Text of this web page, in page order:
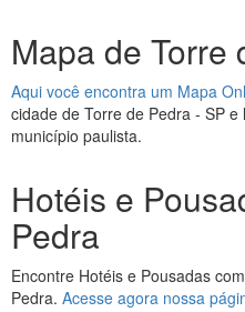
Mapa de Torre
Aqui você encontra um Mapa
cidade de Torre de Pedra - SP
município paulista.
Hotéis e
Pedra
Encontre Hotéis e Pousadas
Pedra. Acesse agora nossa